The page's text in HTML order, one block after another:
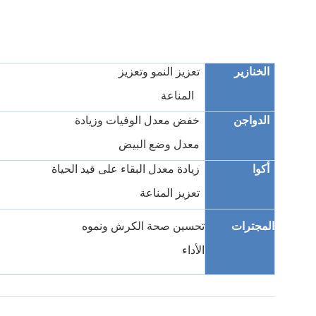
الخنازير
تعزيز النمو وتعزيز
المناعة
الدواجن
خفض معدل الوفيات وزيادة
معدل وضع البيض
أكوا
زيادة معدل البقاء على قيد الحياة
تعزيز المناعة
المجترات
تحسين صحة الكرش ونموه
الأداء